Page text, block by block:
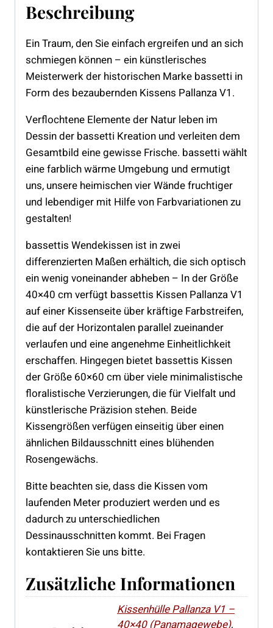
Beschreibung
Ein Traum, den Sie einfach ergreifen und an sich
schmiegen können – ein künstlerisches
Meisterwerk der historischen Marke bassetti in
Form des bezaubernden Kissens Pallanza V1.
Verflochtene Elemente der Natur leben im
Dessin der bassetti Kreation und verleiten dem
Gesamtbild eine gewisse Frische. bassetti wählt
eine farblich wärme Umgebung und ermutigt
uns, unsere heimischen vier Wände fruchtiger
und lebendiger mit Hilfe von Farbvariationen zu
gestalten!
bassettis Wendekissen ist in zwei
differenzierten Maßen erhältich, die sich optisch
ein wenig voneinander abheben – In der Größe
40×40 cm verfügt bassettis Kissen Pallanza V1
auf einer Kissenseite über kräftige Farbstreifen,
die auf der Horizontalen parallel zueinander
verlaufen und eine angenehme Einheitlichkeit
erschaffen. Hingegen bietet bassettis Kissen
der Größe 60×60 cm über viele minimalistische
floralistische Verzierungen, die für Vielfalt und
künstlerische Präzision stehen. Beide
Kissengrößen verfügen einseitig über einen
ähnlichen Bildausschnitt eines blühenden
Rosengewächs.
Bitte beachten sie, dass die Kissen vom
laufenden Meter produziert werden und es
dadurch zu unterschiedlichen
Dessinausschnitten kommt. Bei Fragen
kontaktieren Sie uns bitte.
Zusätzliche Informationen
Kissenhülle Pallanza V1 –
40×40 (Panamagewebe),